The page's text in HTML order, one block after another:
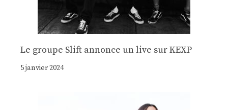
Le groupe Slift annonce un live sur KEXP
5 janvier 2024